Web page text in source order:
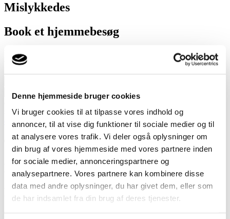
Denne hjemmeside bruger cookies
Vi bruger cookies til at tilpasse vores indhold og
annoncer, til at vise dig funktioner til sociale medier og til
at analysere vores trafik. Vi deler også oplysninger om
din brug af vores hjemmeside med vores partnere inden
for sociale medier, annonceringspartnere og
analysepartnere. Vores partnere kan kombinere disse
data med andre oplysninger, du har givet dem, eller som
de har indsamlet fra din brug af deres tjenester.
Mislykkedes
Book et hjemmebesøg
Vi hjælper dig med at finde ud af, hvor meget du kan spare med en
varmepumpe!
accepterer, at Thermia registrerer mine kontaktoplysninger for min
sag. * Læs mere om, hvordan Thermia håndterer dine personlige
data.
Tak! Vi vender tilbage snarest.
Mislykkedes
Ring til os
Ring til os, hvis du har spørgsmål.